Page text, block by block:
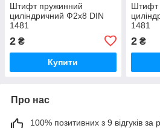
Штифт пружинний
циліндричний Ф2х8 DIN
1481
2 ₴
Купити
Штифт
1481
2₴
Про нас
100% позитивних з 9 відгуків за